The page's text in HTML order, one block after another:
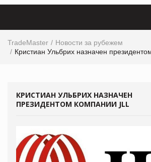
TradeMaster
Новости за рубежем
Кристиан Ульбрих назначен
КРИСТИАН УЛЬБРИХ НАЗНАЧЕН
ПРЕЗИДЕНТОМ КОМПАНИИ JLL